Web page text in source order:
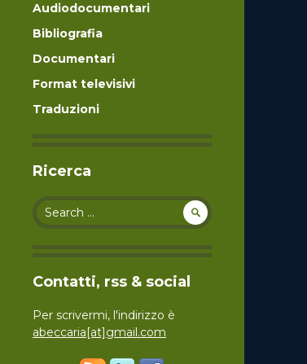
Audiodocumentari
Bibliografia
Documentari
Format televisivi
Traduzioni
Ricerca
Search for:
Contatti, rss & social
Per scrivermi, l'indirizzo è
abeccaria[at]gmail.com